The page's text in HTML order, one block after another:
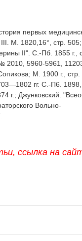
первых
М. 1820,16°, стр. 505;
II". С.-Пб. 1855 г.,
5960-5961,
М. 1900 г., стр.
гг. С.-П6. 1898,
г.; Джунковский.
Вольно-
ссылка на